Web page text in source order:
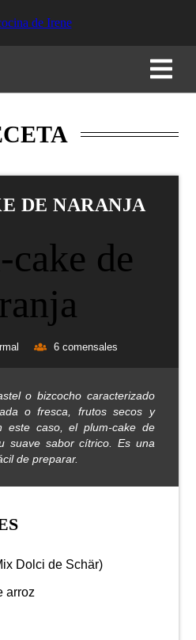
DE NARANJA
6 comensales
o bizcocho caracterizado
o fresca, frutos secos y
este caso, el plum-cake de
suave sabor cítrico. Es una
de preparar.
Dolci de Schär)
arroz